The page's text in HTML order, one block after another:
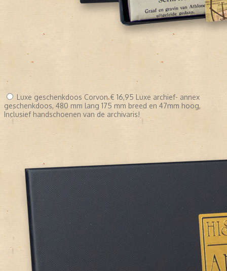
Luxe geschenkdoos Corvon € 16,95 Luxe archief- annex
geschenkdoos, 480 mm lang 175 mm breed en 47mm hoog,
Inclusief handschoenen van de archivaris!